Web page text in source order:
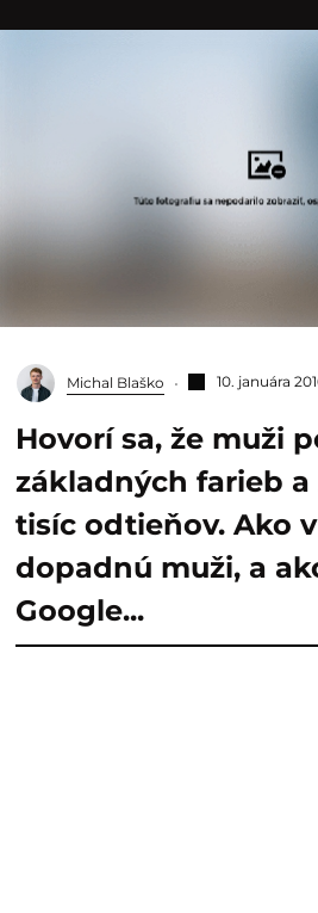
Michal Blaško 10. januára
Hovorí sa, že muži
základných farieb a
tisíc odtieňov. Ako
dopadnú muži, a
Google...